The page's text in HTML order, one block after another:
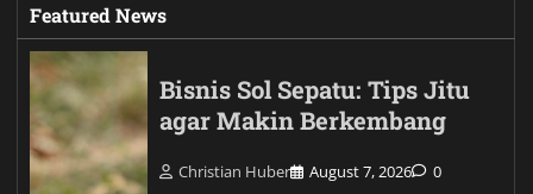
Featured News
Bisnis Sol Sepatu: Tips Jitu
agar Makin Berkembang
Christian Huber August 7, 2026 0